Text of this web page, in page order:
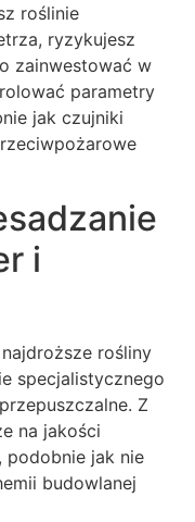
roślinie
ryzykujesz
zainwestować w
parametry
jak czujniki
i
rośliny
specjalistycznego
Z
na jakości
podobnie jak nie
budowlanej